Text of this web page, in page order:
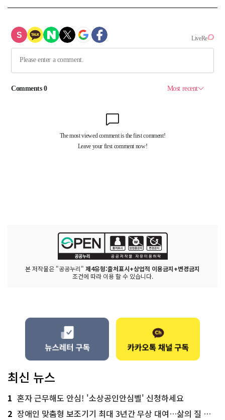
본 저작물은 "공공누리" 제4유형:출처표시+상업적 이용금지+변경금지
조건에 따라 이용 할 수 있습니다.
최신 뉴스
1 혼자 근무해도 안심! '소상공인안심벨' 신청하세요
2 장애인 맞춤형 보조기기 최대 3년간 무상 대여…삶의 질 높인다